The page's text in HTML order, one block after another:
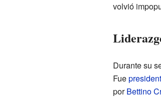
volvió
Durante su
Fue
porBettino